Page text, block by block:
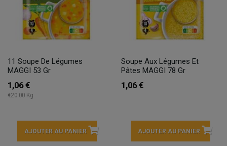
11 Soupe De Légumes
MAGGI 53 Gr
1,06 €
€20.00 Kg
AJOUTER AU PANIER
Soupe Aux Légumes Et
Pâtes MAGGI 78 Gr
1,06 €
AJOUTER AU PANIER